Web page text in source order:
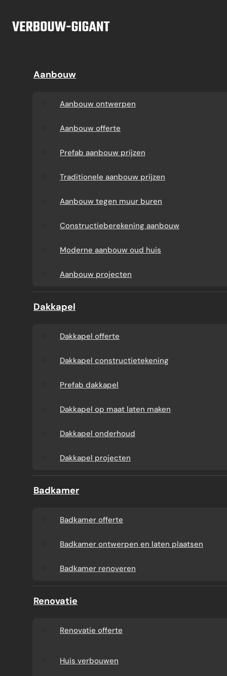
Aanbouw
Aanbouw offerte
Prefab aanbouw
prijzen
Traditionele aanbouw
prijzen
Aanbouw tegen muur
buren
Constructieberekening
Moderne aanbouw
Prefab dakkapel
laten maken
Dakkapel
Dakkapel projecten
Aanbouw
Aanbouw ontwerpen
Aanbouw offerte
Prefab aanbouw prijzen
Traditionele aanbouw prijzen
Aanbouw tegen muur buren
Constructieberekening aanbouw
Moderne aanbouw oud huis
Aanbouw projecten
Dakkapel
Dakkapel offerte
Dakkapel constructietekening
Prefab dakkapel
Dakkapel op maat laten maken
Dakkapel onderhoud
Dakkapel projecten
Badkamer
Badkamer offerte
Badkamer ontwerpen en laten plaatsen
Badkamer renoveren
Renovatie
Renovatie offerte
Huis verbouwen